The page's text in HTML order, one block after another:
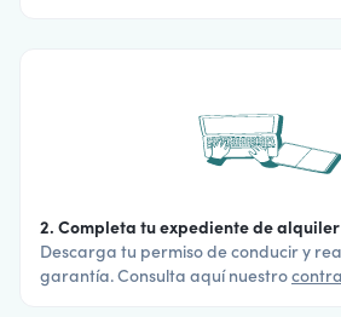
2. Completa tu expediente de alquiler
Descarga tu permiso de conducir y
garantía. Consulta aquí nuestro